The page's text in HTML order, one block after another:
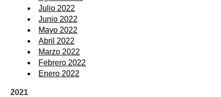
Julio 2022
Junio 2022
Mayo 2022
Abril 2022
Marzo 2022
Febrero 2022
Enero 2022
2021